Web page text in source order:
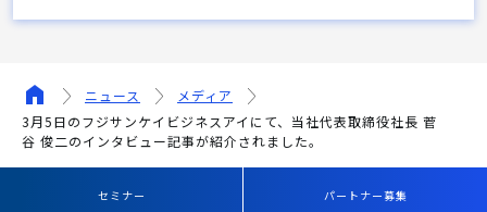
ニュース
メディア
3月5日のフジサンケイビジネスアイにて、当社代表取締役社長 菅
谷 俊二のインタビュー記事が紹介されました。
セミナー パートナー募集